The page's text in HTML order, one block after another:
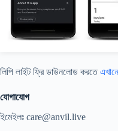
লিপি লাইট ফ্রি ডাউনলোড করতে
যোগাযোগ
ইমেইলঃ care@anvil.live